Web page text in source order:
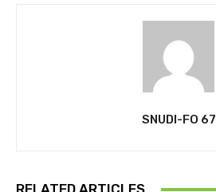
SNUDI-FO 67